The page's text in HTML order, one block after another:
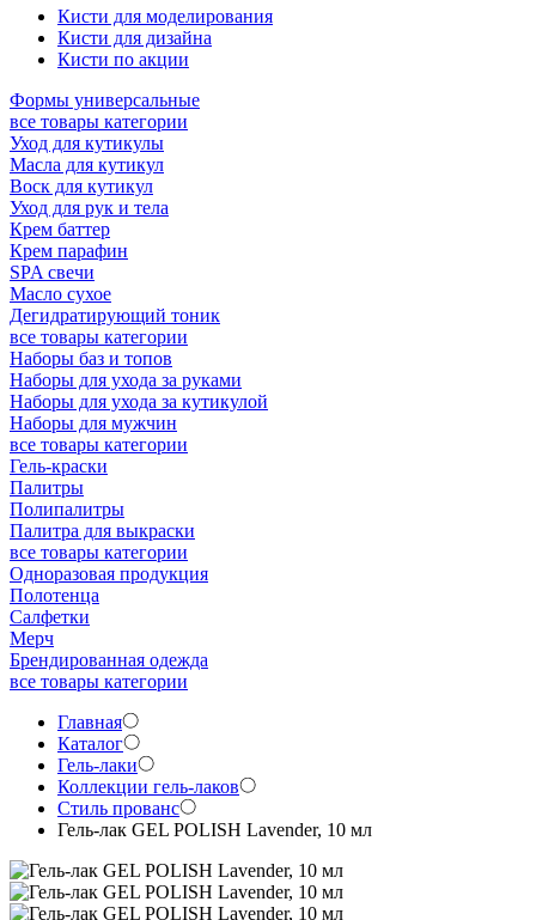
Кисти для моделирования
Кисти для дизайна
Кисти по акции
Формы универсальные
все товары категории
Уход для кутикулы
Масла для кутикул
Воск для кутикул
Уход для рук и тела
Крем баттер
Крем парафин
SPA свечи
Масло сухое
Дегидратирующий тоник
все товары категории
Наборы баз и топов
Наборы для ухода за руками
Наборы для ухода за кутикулой
Наборы для мужчин
все товары категории
Гель-краски
Палитры
Полипалитры
Палитра для выкраски
все товары категории
Одноразовая продукция
Полотенца
Салфетки
Мерч
Брендированная одежда
все товары категории
Главная
Каталог
Гель-лаки
Коллекции гель-лаков
Стиль прованс
Гель-лак GEL POLISH Lavender, 10 мл